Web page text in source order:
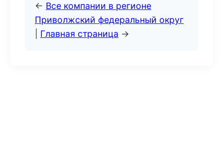
← Все компании в регионе
Приволжский федеральный округ
Главная страница →